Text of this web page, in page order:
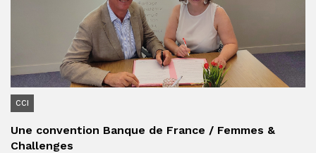
CCI
Une convention Banque de France / Femmes &
Challenges